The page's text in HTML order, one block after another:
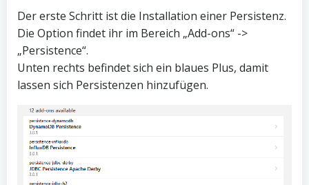
Der erste Schritt ist die Installation einer Persistenz.
Die Option findet ihr im Bereich „Add-ons“ ->
„Persistence“.
Unten rechts befindet sich ein blaues Plus, damit
lassen sich Persistenzen hinzufügen.